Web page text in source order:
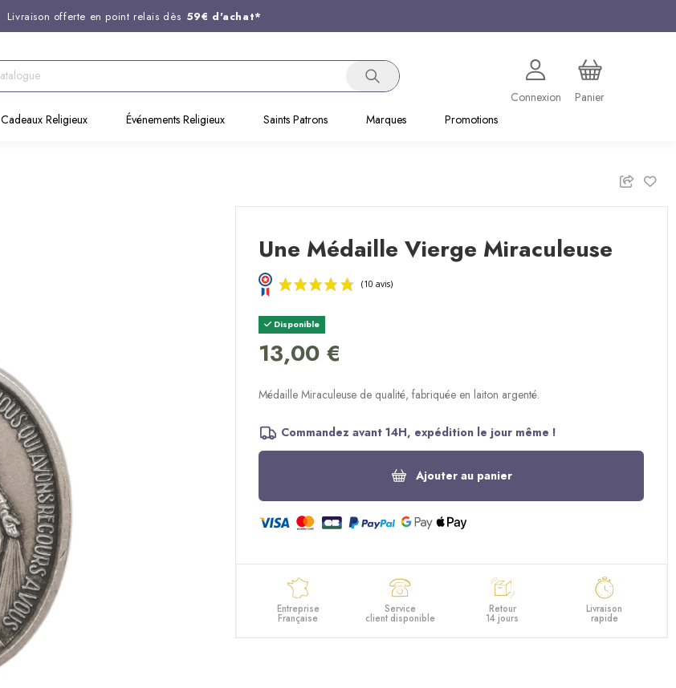
Livraison offerte en point relais dès 59€ d'achat*
Support client disponible au
Commandez avant 14H, expédition le jour même !
Connexion
Panier
Cadeaux Religieux Événements Religieux Saints Patrons Marques Promotions
Une Médaille Vierge Miraculeuse
Disponible
13,00 €
Médaille Miraculeuse de qualité, fabriquée en laiton argenté.
Commandez avant 14H, expédition le jour même !
Ajouter au panier
Entreprise
Française
Service
client disponible
Retour
14 jours
Livraison
rapide